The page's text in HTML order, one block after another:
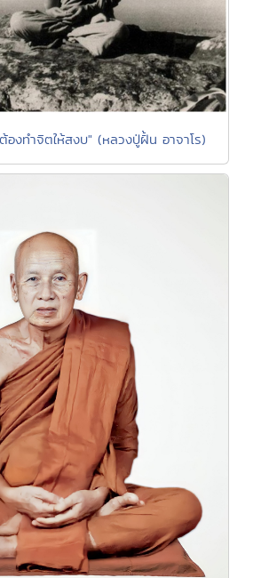
งทำจิตให้สงบ" (หลวงปู่ฝั้น อาจาโร)